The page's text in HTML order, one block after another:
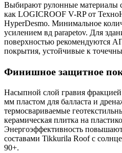
Выбирают рулонные материалы
как LOGICROOF V-RP от
HyperDesmo. Минимальное
усилением вд parapetov. Для
поверхностью рекомендуются
покрытия, устойчивые к
Финишное защитное
Насыпной слой гравия
мм пластом для балласта и
термосвариваемые
керамическая плитка на
Энергоэффективность
составами Tikkurila Roof с
90+.